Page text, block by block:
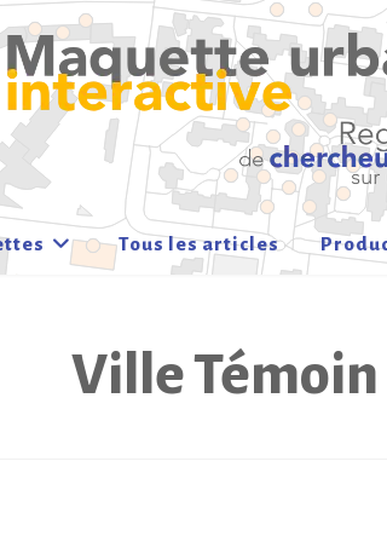
Tous les articles
Ville Témoin